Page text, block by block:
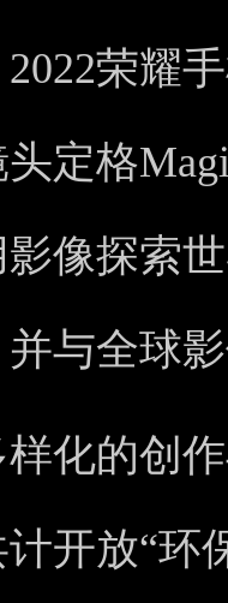
荣耀
定格
像探索
与全球
化的创
开放“环